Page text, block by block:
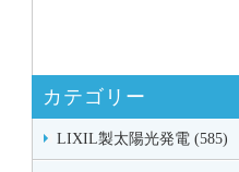
カテゴリー
LIXIL製太陽光発電 (585)